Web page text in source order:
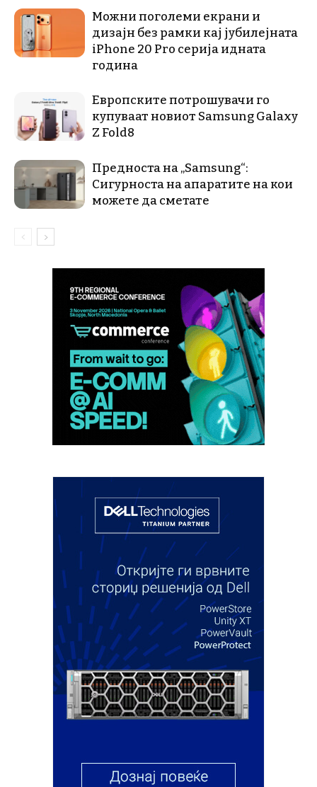
Можни поголеми екрани и
дизајн без рамки кај јубилејната
iPhone 20 Pro серија идната
година
Европските потрошувачи го
купуваат новиот Samsung Galaxy
Z Fold8
Предноста на „Samsung“:
Сигурноста на апаратите на кои
можете да сметате